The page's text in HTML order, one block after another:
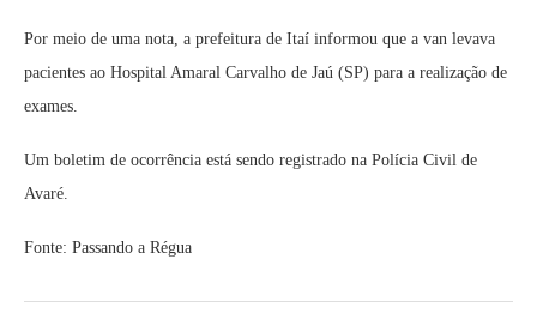
Por meio de uma nota, a prefeitura de Itaí informou que a van levava
pacientes ao Hospital Amaral Carvalho de Jaú (SP) para a realização de
exames.
Um boletim de ocorrência está sendo registrado na Polícia Civil de
Avaré.
Fonte: Passando a Régua